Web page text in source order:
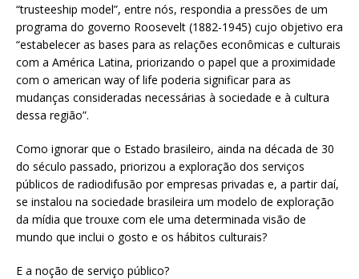
“trusteeship model”, entre nós, respondia a pressões de um
programa do governo Roosevelt (1882-1945) cujo objetivo era
“estabelecer as bases para as relações econômicas e culturais
com a América Latina, priorizando o papel que a proximidade
com o american way of life poderia significar para as
mudanças consideradas necessárias à sociedade e à cultura
dessa região”.
Como ignorar que o Estado brasileiro, ainda na década de 30
do século passado, priorizou a exploração dos serviços
públicos de radiodifusão por empresas privadas e, a partir daí,
se instalou na sociedade brasileira um modelo de exploração
da mídia que trouxe com ele uma determinada visão de
mundo que inclui o gosto e os hábitos culturais?
E a noção de serviço público?